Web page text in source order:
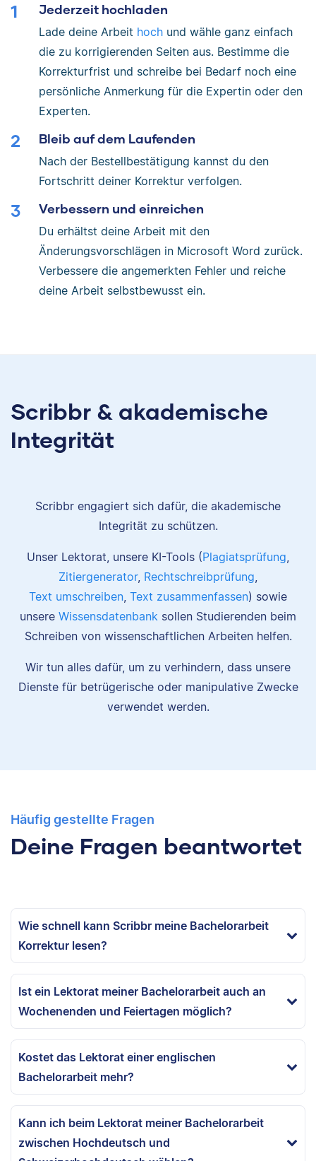
Jederzeit hochladen
Lade deine Arbeit hoch und wähle ganz einfach
die zu korrigierenden Seiten aus. Bestimme die
Korrekturfrist und schreibe bei Bedarf noch eine
persönliche Anmerkung für die Expertin oder den
Experten.
Bleib auf dem Laufenden
Nach der Bestellbestätigung kannst du den
Fortschritt deiner Korrektur verfolgen.
Verbessern und einreichen
Du erhältst deine Arbeit mit den
Änderungsvorschlägen in Microsoft Word zurück.
Verbessere die angemerkten Fehler und reiche
deine Arbeit selbstbewusst ein.
Scribbr & akademische
Integrität
Scribbr engagiert sich dafür, die akademische
Integrität zu schützen.
Unser Lektorat, unsere KI-Tools (Plagiatsprüfung
Zitiergenerator, Rechtschreibprüfung
Text umschreiben Text zusammenfassen) sowie
unsere Wissensdatenbank sollen Studierenden beim
Schreiben von wissenschaftlichen Arbeiten helfen.
Wir tun alles dafür, um zu verhindern, dass unsere
Dienste für betrügerische oder manipulative Zwecke
verwendet werden.
Häufig gestellte Fragen
Deine Fragen beantwortet
Wie schnell kann Scribbr meine Bachelorarbeit
Korrektur lesen?
Ist ein Lektorat meiner Bachelorarbeit auch an
Wochenenden und Feiertagen möglich?
Kostet das Lektorat einer englischen
Bachelorarbeit mehr?
Kann ich beim Lektorat meiner Bachelorarbeit
zwischen Hochdeutsch und